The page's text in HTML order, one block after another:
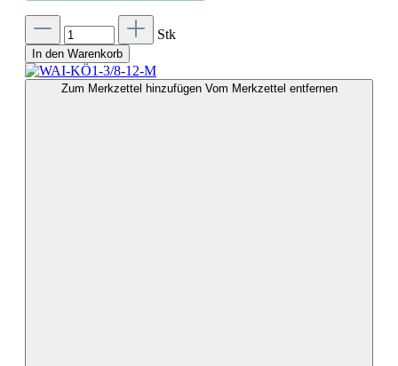
Stk
In den Warenkorb
Zum Merkzettel hinzufügen Vom Merkzettel entfernen